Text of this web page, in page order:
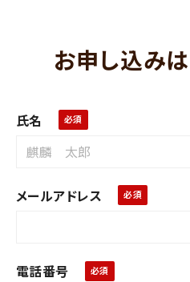
お申し込みは
氏名
メールアドレス
電話番号